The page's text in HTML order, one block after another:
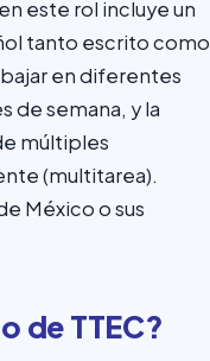
este rol incluye un
tanto escrito como
en diferentes
de semana, y la
múltiples
(multitarea).
México o sus
de TTEC?